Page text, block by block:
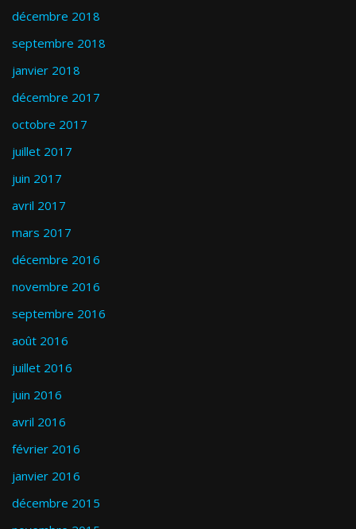
décembre 2018
septembre 2018
janvier 2018
décembre 2017
octobre 2017
juillet 2017
juin 2017
avril 2017
mars 2017
décembre 2016
novembre 2016
septembre 2016
août 2016
juillet 2016
juin 2016
avril 2016
février 2016
janvier 2016
décembre 2015